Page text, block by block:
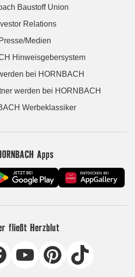
Baustoff Union
Relations
Presse/Medien
Hinweisgebersystem
bei HORNBACH
werden bei HORNBACH
Werbeklassiker
Apps
fließt Herzblut